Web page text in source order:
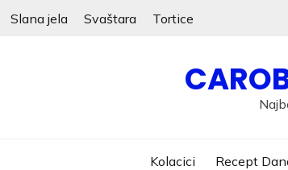
Slana jela Svaštara Tortice
Kolacici Recept